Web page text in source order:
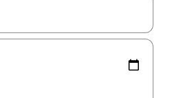
liigu ekraanil nooleklahvidega või